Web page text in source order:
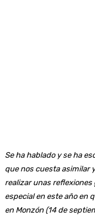
Se ha hablado y se ha
que nos cuesta asimilar
realizar unas
especial en este año en
en Monzón (14 de